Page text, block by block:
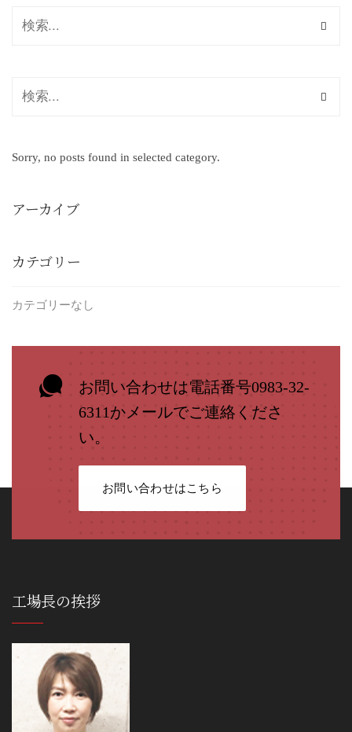
Sorry, no posts found in selected category.
アーカイブ
カテゴリー
カテゴリーなし
お問い合わせは電話番号0983-32-
6311かメールでご連絡くださ
い。
お問い合わせはこちら
工場長の挨拶